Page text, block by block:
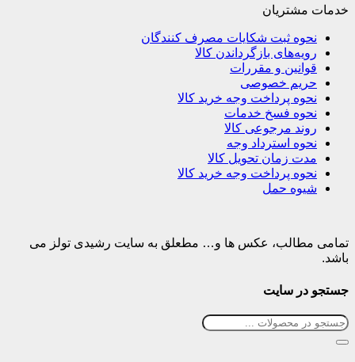
خدمات مشتریان
نحوه ثبت شکایات مصرف کنندگان
رویه‌های بازگرداندن کالا
قوانین و مقررات
حریم خصوصی
نحوه پرداخت وجه خرید کالا
نحوه فسخ خدمات
روند مرجوعی کالا
نحوه استرداد وجه
مدت زمان تحویل کالا
نحوه پرداخت وجه خرید کالا
شیوه حمل
تمامی مطالب، عکس ها و… مطعلق به سایت رشیدی تولز می
باشد.
جستجو در سایت